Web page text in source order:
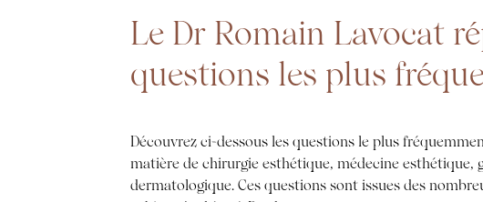
Le Dr Romain Lavocat
questions les plus
Découvrez ci-dessous les questions le plus
matière de chirurgie esthétique, médecine esthétique,
dermatologique. Ces questions sont issues des